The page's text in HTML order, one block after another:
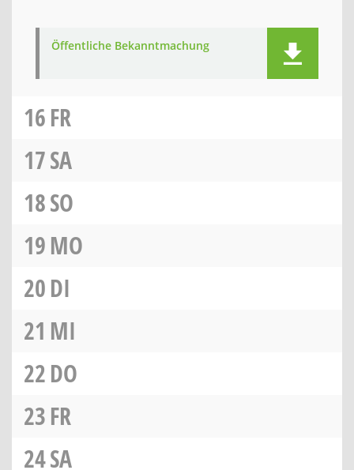
Öffentliche Bekanntmachung
16FR
17SA
18SO
19MO
20DI
21 MI
22DO
23FR
24SA